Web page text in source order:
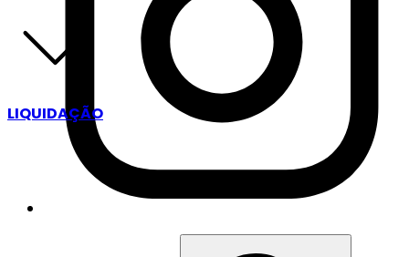
LIQUIDAÇÃO